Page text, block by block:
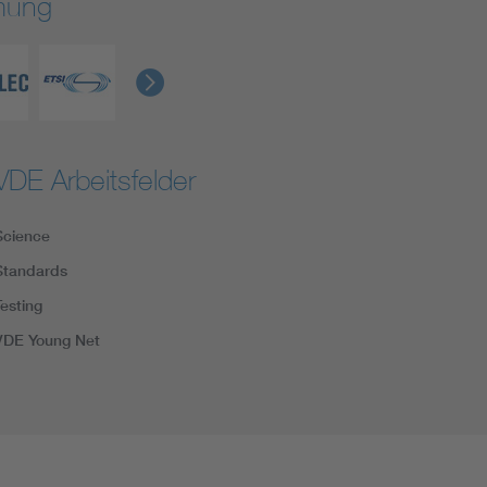
Arbeitsfelder
Young Net